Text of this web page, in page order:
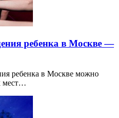
ребенка в Москве —
ребенка в Москве можно
мест…